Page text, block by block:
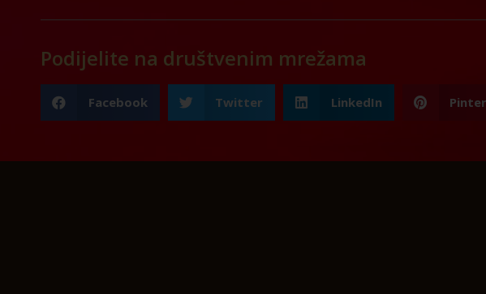
Podijelite na društvenim mrežama
Facebook Twitter LinkedIn